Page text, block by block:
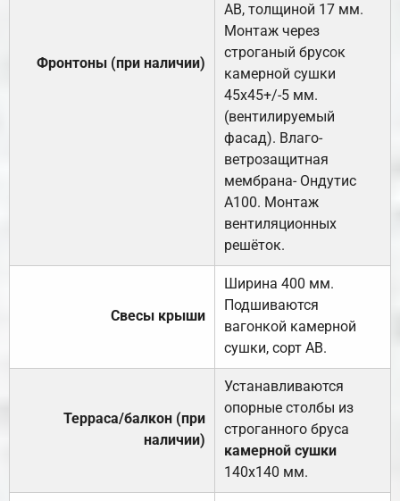
Фронтоны (при наличии)
АВ, толщиной 17 мм.
Монтаж через
строганый брусок
камерной сушки
45х45+/-5 мм.
(вентилируемый
фасад). Влаго-
ветрозащитная
мембрана- Ондутис
А100. Монтаж
вентиляционных
решёток.
Свесы крыши
Ширина 400 мм.
Подшиваются
вагонкой камерной
сушки, сорт АВ.
Терраса/балкон (при
наличии)
Устанавливаются
опорные столбы из
строганного бруса
камерной сушки
140х140 мм.